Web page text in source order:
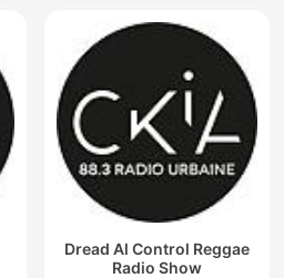
Dread Al Control Reggae
Radio Show